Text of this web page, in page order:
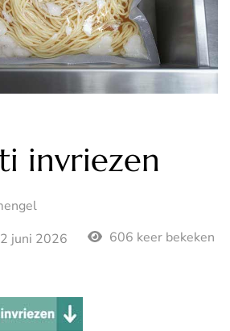
invriezen
juni 2026 606 keer bekeken